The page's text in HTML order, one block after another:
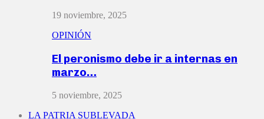
19 noviembre, 2025
OPINIÓN
El peronismo debe ir a internas en
marzo…
5 noviembre, 2025
LA PATRIA SUBLEVADA